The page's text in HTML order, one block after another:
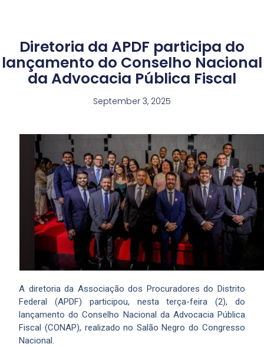
Diretoria da APDF participa do
lançamento do Conselho Nacional
da Advocacia Pública Fiscal
September 3, 2025
A diretoria da Associação dos Procuradores do Distrito
Federal (APDF) participou, nesta terça-feira (2), do
lançamento do Conselho Nacional da Advocacia Pública
Fiscal (CONAP), realizado no Salão Negro do Congresso
Nacional.